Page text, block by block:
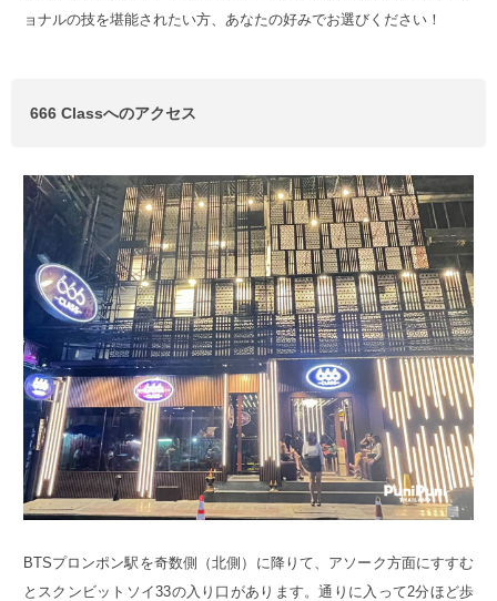
ョナルの技を堪能されたい方、あなたの好みでお選びください！
666 Classへのアクセス
BTSプロンポン駅を奇数側（北側）に降りて、アソーク方面にすすむ
とスクンビットソイ33の入り口があります。通りに入って2分ほど歩